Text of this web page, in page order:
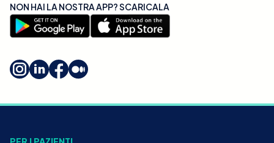
NON HAI LA NOSTRA APP? SCARICALA